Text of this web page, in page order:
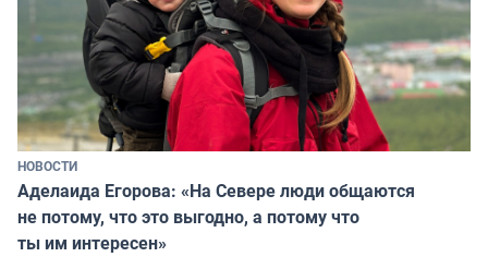
НОВОСТИ
Аделаида Егорова: «На Севере люди общаются
не потому, что это выгодно, а потому что
ты им интересен»